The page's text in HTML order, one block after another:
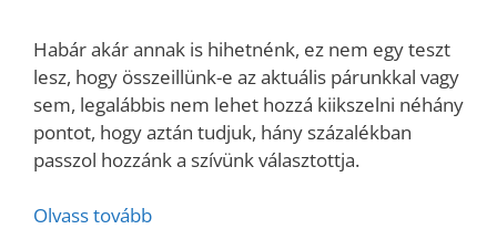
Habár akár annak is hihetnénk, ez nem egy teszt
lesz, hogy összeillünk-e az aktuális párunkkal vagy
sem, legalábbis nem lehet hozzá kiikszelni néhány
pontot, hogy aztán tudjuk, hány százalékban
passzol hozzánk a szívünk választottja.
Olvass tovább